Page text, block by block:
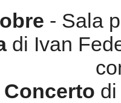
- Sala
di Ivan
Concerto